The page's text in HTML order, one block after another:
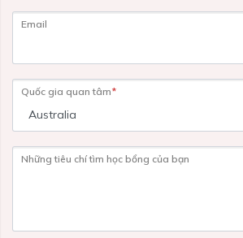
Email
Quốc gia quan tâm*
Những tiêu chí tìm học bổng của bạn